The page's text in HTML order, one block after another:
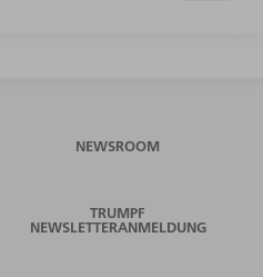
NEWSROOM
TRUMPF
NEWSLETTERANMELDUNG